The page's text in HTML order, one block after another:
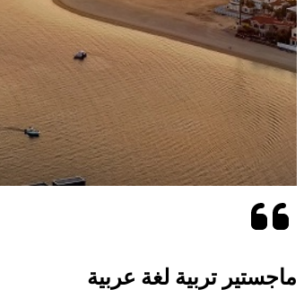
ماجستير تربية لغة عربية